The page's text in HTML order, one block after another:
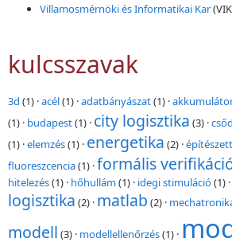
Villamosmérnöki és Informatikai Kar
kulcsszavak
3d (1) ·acél(1) ·adatbányászat(1) ·
(1) · budapest(1) · city logisztika (3) ·
(1) ·elemzés(1) · energetika (2) ·
fluoreszcencia(1) ·formális
hitelezés(1) · hőhullám(1) · idegi stimuláció(1) ·
logisztika (2) · matlab (2) ·
modell (3) · modellellenőrzés(1) ·